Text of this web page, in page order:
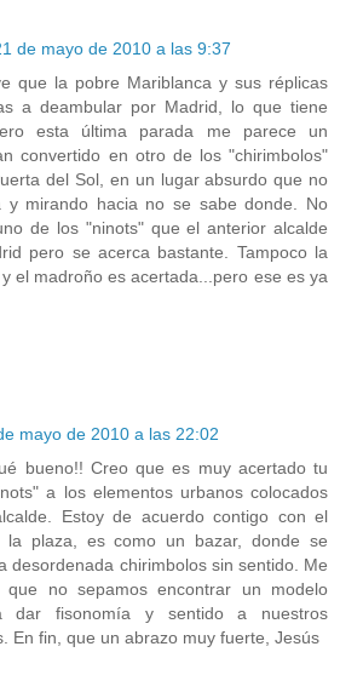
de mayo de 2010 a las 9:37
que la pobre Mariblanca y sus réplicas
a deambular por Madrid, lo que tiene
esta última parada me parece un
convertido en otro de los "chirimbolos"
del Sol, en un lugar absurdo que no
y mirando hacia no se sabe donde. No
de los "ninots" que el anterior alcalde
pero se acerca bastante. Tampoco la
el madroño es acertada...pero ese es ya
mayo de 2010 a las 22:02
bueno!! Creo que es muy acertado tu
a los elementos urbanos colocados
Estoy de acuerdo contigo con el
la plaza, es como un bazar, donde se
desordenada chirimbolos sin sentido. Me
no sepamos encontrar un modelo
dar fisonomía y sentido a nuestros
En fin, que un abrazo muy fuerte, Jesús